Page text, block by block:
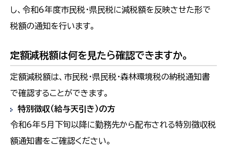
し、令和6年度市民税・県民税に減税額を反映させた形で
税額の通知を行います。
定額減税額は何を見たら確認できますか。
定額減税額は、市民税・県民税・森林環境税の納税通知書
で確認することができます。
特別徴収（給与天引き）の方
令和6年5月下旬以降に勤務先から配布される特別徴収税
額通知書をご確認ください。